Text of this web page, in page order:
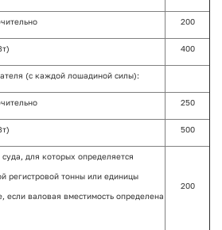
200
400
(с каждой лошадиной силы):
250
500
для которых определяется
регистровой тонны или единицы
если валовая вместимость определена
200